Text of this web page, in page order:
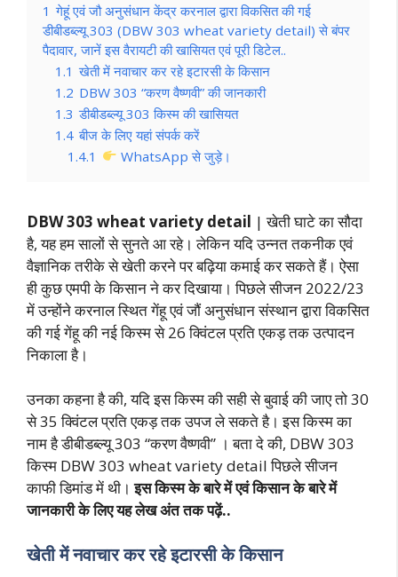
1 गेहूं एवं जौ अनुसंधान केंद्र करनाल द्वारा विकसित की गई
डीबीडब्ल्यू 303 (DBW 303 wheat variety detail) से बंपर
पैदावार, जानें इस वैरायटी की खासियत एवं पूरी डिटेल..
1.1 खेती में नवाचार कर रहे इटारसी के किसान
1.2 DBW 303 “करण वैष्णवी” की जानकारी
1.3 डीबीडब्ल्यू 303 किस्म की खासियत
1.4 बीज के लिए यहां संपर्क करें
1.4.1
WhatsApp से जुड़े।
DBW 303 wheat variety detail | खेती घाटे का सौदा
है, यह हम सालों से सुनते आ रहे। लेकिन यदि उन्नत तकनीक एवं
वैज्ञानिक तरीके से खेती करने पर बढ़िया कमाई कर सकते हैं। ऐसा
ही कुछ एमपी के किसान ने कर दिखाया। पिछले सीजन 2022/23
में उन्होंने करनाल स्थित गेंहू एवं जौं अनुसंधान संस्थान द्वारा विकसित
की गई गेंहू की नई किस्म से 26 क्विंटल प्रति एकड़ तक उत्पादन
निकाला है।
उनका कहना है की, यदि इस किस्म की सही से बुवाई की जाए तो 30
से 35 क्विंटल प्रति एकड़ तक उपज ले सकते है। इस किस्म का
नाम है डीबीडब्ल्यू 303 “करण वैष्णवी” । बता दे की, DBW 303
किस्म DBW 303 wheat variety detail पिछले सीजन
काफी डिमांड में थी।इस किस्म के बारे में एवं किसान के बारे में
जानकारी के लिए यह लेख अंत तक पढ़ें..
खेती में नवाचार कर रहे इटारसी के किसान